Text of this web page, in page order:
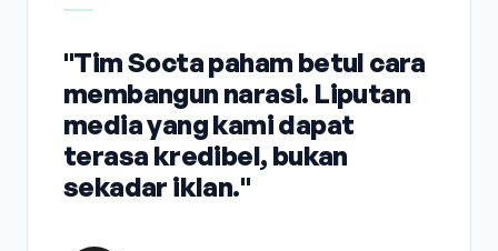
"Tim Socta paham betul cara
membangun narasi. Liputan
media yang kami dapat
terasa kredibel, bukan
sekadar iklan."